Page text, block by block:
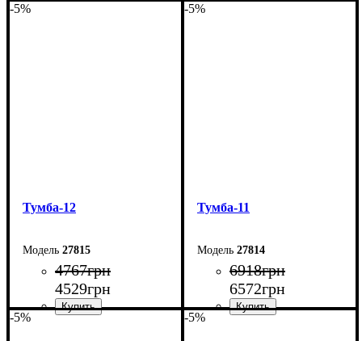
-5%
Тумба-12
27815
4767грн
4529грн
-5%
Тумба-11
27814
6918грн
6572грн
-5% -5%